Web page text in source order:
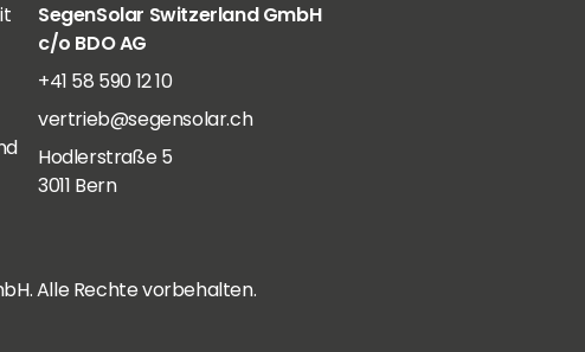
SegenSolar Switzerland GmbH
c/o BDO AG
+41 58 590 12 10
vertrieb@segensolar.ch
Hodlerstraße 5
3011 Bern
Alle Rechte vorbehalten.